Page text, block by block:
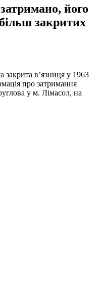
його
закритих
закрита в’язниця у 1963
про затримання
у м. Лімасол, на